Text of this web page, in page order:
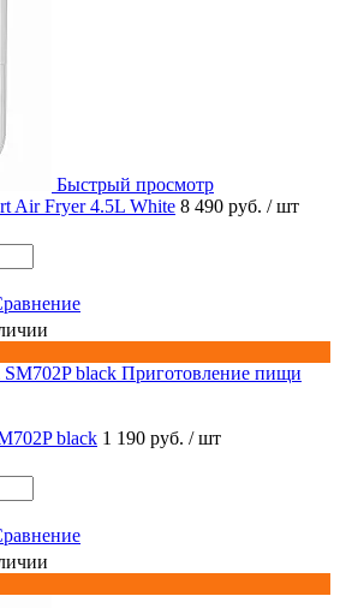
Быстрый просмотр
Air Fryer 4.5L White 8 490 руб. / шт
black 1 190 руб. / шт